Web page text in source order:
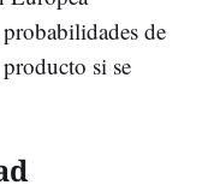
de
si se